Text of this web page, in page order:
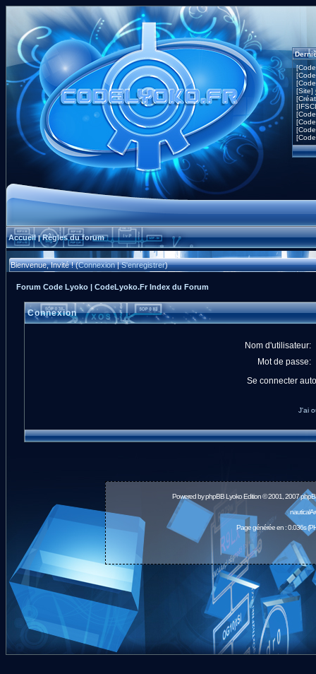
[Site]
Accueil|Règles du forum
Bienvenue, Invité ! (Connexion|S'enregistrer)
Forum Code Lyoko | CodeLyoko.Fr Index du Forum
Connexion
Nom d'utilisateur:
Mot de passe:
Se connecter
J'ai
Powered byphpBBLyoko Edition © 2001, 2007
Page générée en : 0.036s